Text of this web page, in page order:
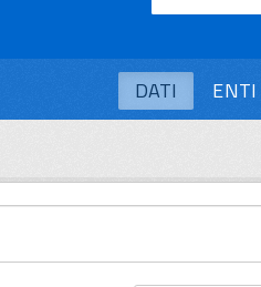
DATI ENTI